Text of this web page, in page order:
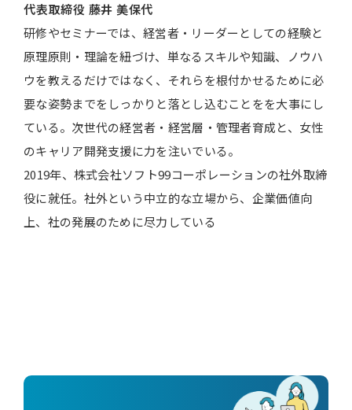
代表取締役 藤井 美保代
研修やセミナーでは、経営者・リーダーとしての経験と
原理原則・理論を紐づけ、単なるスキルや知識、ノウハ
ウを教えるだけではなく、それらを根付かせるために必
要な姿勢までをしっかりと落とし込むことをを大事にし
ている。次世代の経営者・経営層・管理者育成と、女性
のキャリア開発支援に力を注いでいる。
2019年、株式会社ソフト99コーポレーションの社外取締
役に就任。社外という中立的な立場から、企業価値向
上、社の発展のために尽力している